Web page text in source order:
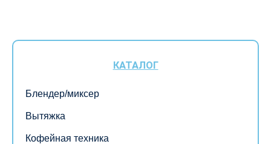
КАТАЛОГ
Блендер/миксер
Вытяжка
Кофейная техника